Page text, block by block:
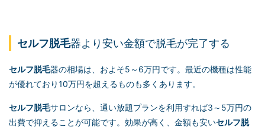
セルフ脱毛器より安い金額で脱毛が完了する
セルフ脱毛器の相場は、およそ5～6万円です。最近の機種は性能
が優れており10万円を超えるものも多くあります。
セルフ脱毛サロンなら、通い放題プランを利用すれば3～5万円の
出費で抑えることが可能です。効果が高く、金額も安いセルフ脱